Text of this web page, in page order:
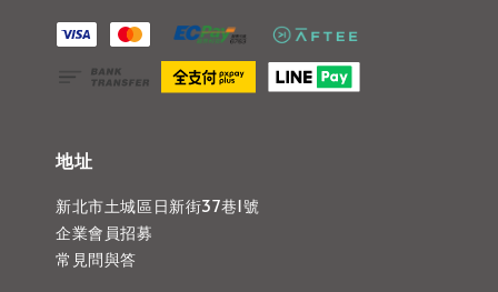
地址
新北市土城區日新街37巷1號
企業會員招募
常見問與答